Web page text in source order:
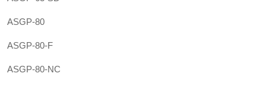
ASGP-80
ASGP-80-F
ASGP-80-NC